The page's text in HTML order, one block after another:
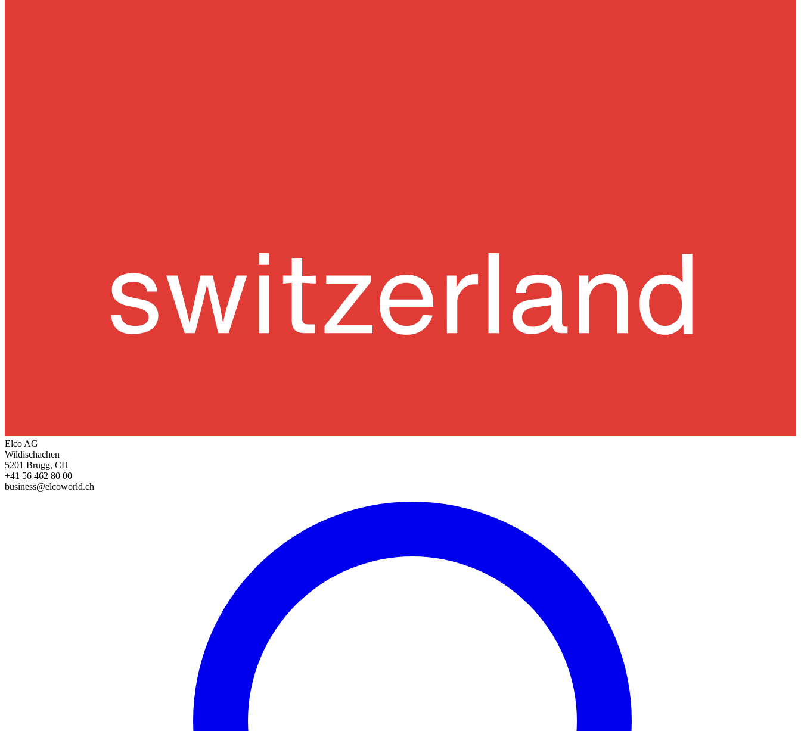
Elco AG
Wildischachen
5201 Brugg, CH
+41 56 462 80 00
business@elcoworld.ch